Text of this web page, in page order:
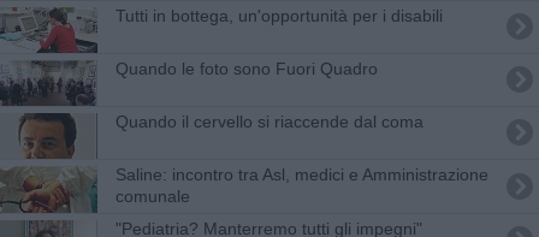
Tutti in bottega, un'opportunità per i disabili
Quando le foto sono Fuori Quadro
Quando il cervello si riaccende dal coma
​Saline: incontro tra Asl, medici e Amministrazione
comunale
"Pediatria? Manterremo tutti gli impegni"